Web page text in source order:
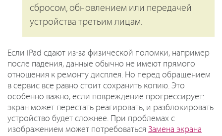
сбросом, обновлением или передачей
устройства третьим лицам.
Если iPad сдают из-за физической поломки, например
после падения, данные обычно не имеют прямого
отношения к ремонту дисплея. Но перед обращением
в сервис все равно стоит сохранить копию. Это
особенно важно, если повреждение прогрессирует:
экран может перестать реагировать, и разблокировать
устройство будет сложнее. При проблемах с
изображением может потребоваться Замена экрана